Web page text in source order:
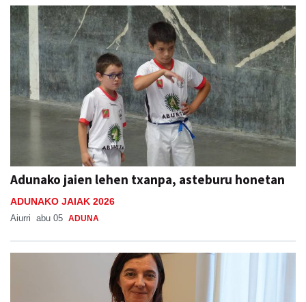
Adunako jaien lehen txanpa, asteburu honetan
ADUNAKO JAIAK 2026
Aiurri abu 05 ADUNA